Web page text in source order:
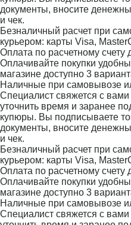
документы, вносите
и чек.
Безналичный расчет при
курьером: карты Visa,
Оплата по расчетному
Оплачивайте покупки
магазине доступно 3
Наличные при самовывозе
Специалист свяжется с
уточнить время и заранее
купюры. Вы подписываете
документы, вносите
и чек.
Безналичный расчет при
курьером: карты Visa,
Оплата по расчетному
Оплачивайте покупки
магазине доступно 3
Наличные при самовывозе
Специалист свяжется с